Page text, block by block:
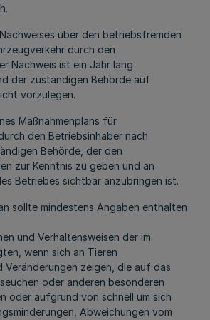
über den betriebsfremden
durch den
Nachweis ist ein Jahr lang
der zuständigen Behörde auf
vorzulegen.
Maßnahmenplans für
den Betriebsinhaber nach
Behörde, der den
zur Kenntnis zu geben und an
Betriebes sichtbar anzubringen ist.
sollte mindestens Angaben enthalten
und Verhaltensweisen der im
wenn sich an Tieren
Veränderungen zeigen, die auf das
oder anderen besonderen
oder aufgrund von schnell um sich
Abweichungen vom